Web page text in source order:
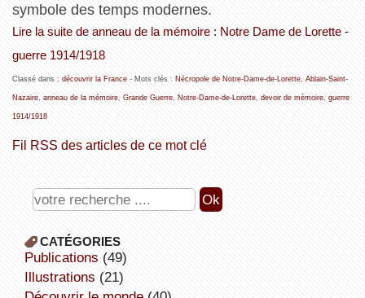
symbole des temps modernes.
Lire la suite de anneau de la mémoire : Notre Dame de Lorette -
guerre 1914/1918
Classé dans : découvrir la France- Mots clés : Nécropole de Notre-Dame-de-Lorette, Ablain-Saint-
Nazaire, anneau de la mémoire, Grande Guerre, Notre-Dame-de-Lorette, devoir de mémoire, guerre
1914/1918
Fil RSS des articles de ce mot clé
CATÉGORIES
publications (49)
illustrations (21)